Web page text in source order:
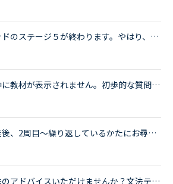
もうすぐカランメソッドのステージ５が終わります。やはり、ステージ５になると文章も長くなり、なかなかスムーズに進まなくなりました。カウンセリングの時に↑を言ったところ「ステージバックをされる人も多いで...
カランメソッド受講中に教材が表示されません。初歩的な質問で大変申し訳ありません。パソコン受講で教材は持っていません。カランメソッドをはじめて７回目です。今日はじめてリーディングパートを受けました。H...
カランレッスンを完走後、2周目～繰り返しているかたにお尋ねいたします。stge2から始めたカランメソッドですが、もうすぐstage１２が終了します。その後FSRを繰り返そうと思っています。いまNEW WORKをしている...
文法テキスト受講方法のアドバイスいただけませんか？文法テキスト初級を受講しているのですが、1回のレッスンで1レッスン分終えれることがほぼありません。Exerciseの答えをレッスン前に考えておいても、最後のF...